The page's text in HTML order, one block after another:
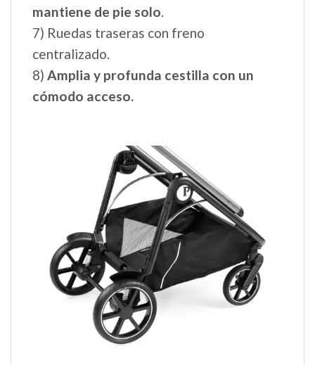
mantiene de pie solo.
7) Ruedas traseras con freno
centralizado.
8) Amplia y profunda cestilla con un
cómodo acceso.